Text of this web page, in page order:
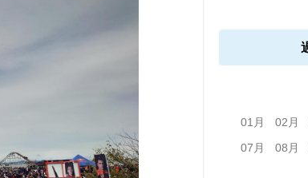
01月 02月
07月
08月